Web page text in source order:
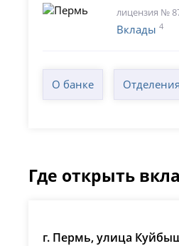
лицензия №
Вклады 4
О банке Отделения
Где открыть
г. Пермь, улица